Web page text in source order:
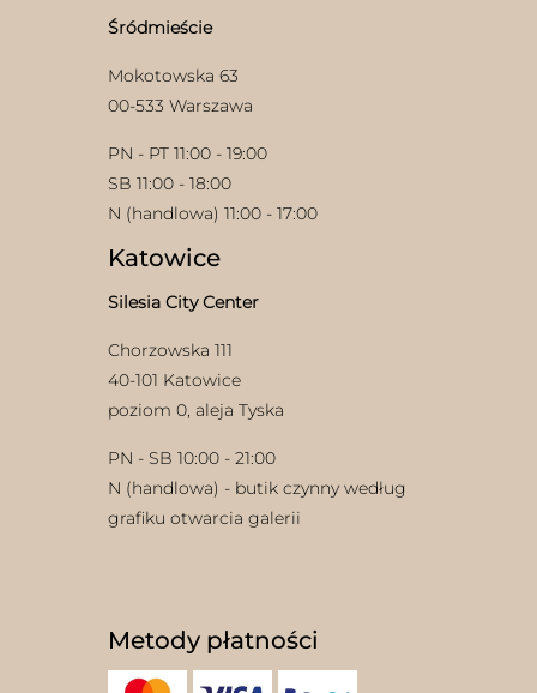
Śródmieście
Mokotowska 63
00-533 Warszawa
PN - PT 11:00 - 19:00
SB 11:00 - 18:00
N (handlowa) 11:00 - 17:00
Katowice
Silesia City Center
Chorzowska 111
40-101 Katowice
poziom 0, aleja Tyska
PN - SB 10:00 - 21:00
N (handlowa) - butik czynny według
grafiku otwarcia galerii
Metody płatności